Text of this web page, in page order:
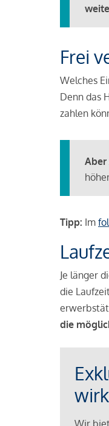
Frei
Welches
Denn das
zahlen
Aber
Tipp: Im
Je länger
die
die